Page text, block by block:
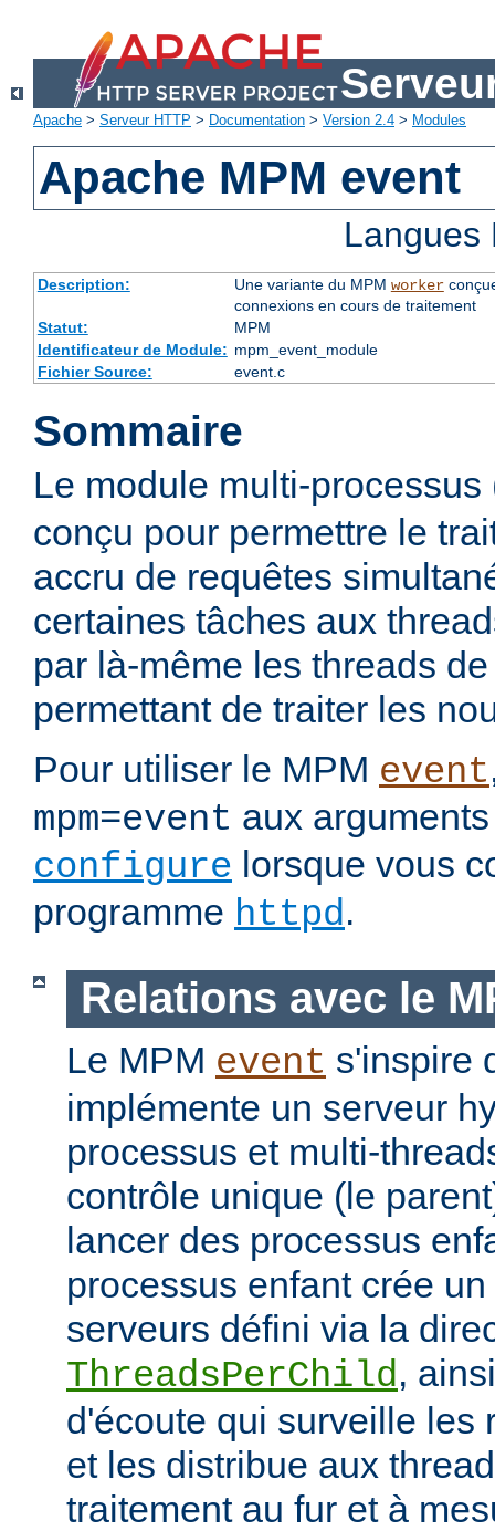
Apache > Serveur HTTP > Documentation > Version 2.4 > Modules
Apache MPM event
Description: Une variante du MPM worker
connexions en cours de traitement
Statut:
MPM
Identificateur de Module: mpm_event_module
Fichier Source:
event.c
Sommaire
Le module multi-
conçu pour permettre le
accru de requêtes
certaines tâches aux
par là-même les threads
permettant de traiter les
Pour utiliser le MPM event
mpm=event aux
configure lorsque vous
programme httpd.
Relations avec le
Le MPM event s'inspire
implémente un serveur
processus et multi-
contrôle unique (le
lancer des processus
processus enfant crée
serveurs défini via la
ThreadsPerChild,
d'écoute qui surveille les
et les distribue aux
traitement au fur et à